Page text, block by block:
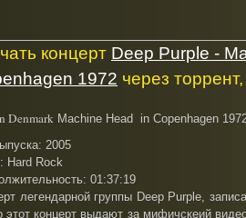
концерт Deep Purple -
1972 через
Denmark Machine Head in Copenhagen
2005
Hard Rock
01:37:19
легендарной группы Deep Purple,
этот концерт выдают за мифичскеий